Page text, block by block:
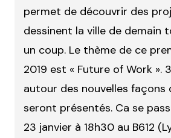
permet de découvrir des
dessinent la ville de demain
un coup. Le thème de ce
2019 est « Future of Work ».
autour des nouvelles façons
seront présentés. Ca se
23 janvier à 18h30 au B612